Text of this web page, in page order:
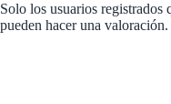
Solo los usuarios registrados
pueden hacer una valoración.